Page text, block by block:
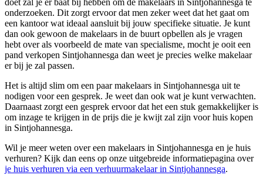
doet zal je er baat bij hebben om de makelaars in Sintjohannesga te
onderzoeken. Dit zorgt ervoor dat men zeker weet dat het gaat om
een kantoor wat ideaal aansluit bij jouw specifieke situatie. Je kunt
dan ook gewoon de makelaars in de buurt opbellen als je vragen
hebt over als voorbeeld de mate van specialisme, mocht je ooit een
pand verkopen Sintjohannesga dan weet je precies welke makelaar
er bij je zal passen.
Het is altijd slim om een paar makelaars in Sintjohannesga uit te
nodigen voor een gesprek. Je weet dan ook wat je kunt verwachten.
Daarnaast zorgt een gesprek ervoor dat het een stuk gemakkelijker is
om inzage te krijgen in de prijs die je kwijt zal zijn voor huis kopen
in Sintjohannesga.
Wil je meer weten over een makelaars in Sintjohannesga en je huis
verhuren? Kijk dan eens op onze uitgebreide informatiepagina over
je huis verhuren via een verhuurmakelaar in Sintjohannesga.